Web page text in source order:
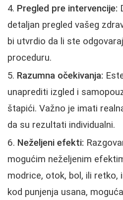
Pregled pre intervencije:
detaljan pregled vašeg
bi utvrdio da li ste
proceduru.
Razumna očekivanja:
unaprediti izgled i
štapići. Važno je imati
da su rezultati individualni.
Neželjeni efekti:
mogućim neželjenim
modrice, otok, bol, ili retko,
kod punjenja usana,